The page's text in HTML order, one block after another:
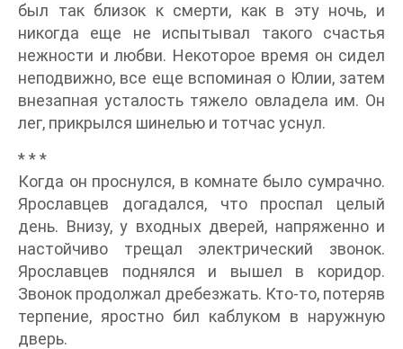
был так близок к смерти, как в эту ночь, и
никогда еще не испытывал такого счастья
нежности и любви. Некоторое время он сидел
неподвижно, все еще вспоминая о Юлии, затем
внезапная усталость тяжело овладела им. Он
лег, прикрылся шинелью и тотчас уснул.
* * *
Когда он проснулся, в комнате было сумрачно.
Ярославцев догадался, что проспал целый
день. Внизу, у входных дверей, напряженно и
настойчиво трещал электрический звонок.
Ярославцев поднялся и вышел в коридор.
Звонок продолжал дребезжать. Кто-то, потеряв
терпение, яростно бил каблуком в наружную
дверь.